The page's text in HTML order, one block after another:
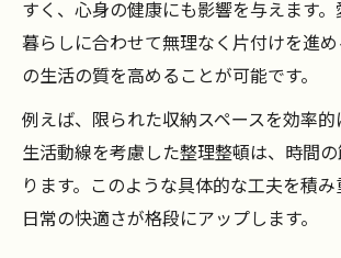
おうちの片付けに役立つ地域
暮らしに合ったおうちの片付
地域密着型のおうちの片付け
忙しい毎日でも片付けが進むアイ
おうちの片付けが時短で叶う工
すく、心身の健康にも影響を与えます
暮らしに合わせて無理なく片付けを進
の生活の質を高めることが可能です。
例えば、限られた収納スペースを効率
生活動線を考慮した整理整頓は、時間
ります。このような具体的な工夫を積み
日常の快適さが格段にアップします。